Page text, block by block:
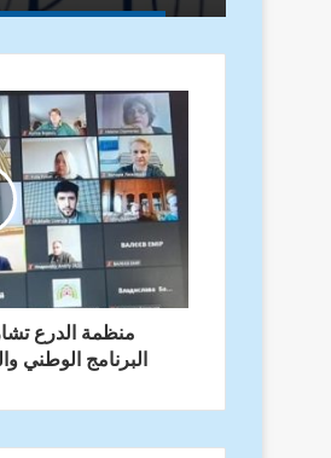
منظمة الدرع
البرنامج الوطني